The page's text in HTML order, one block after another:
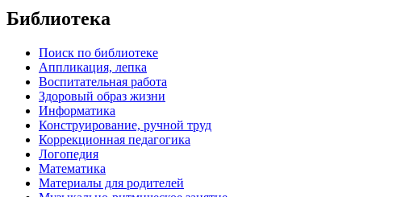
Библиотека
Поиск по библиотеке
Аппликация, лепка
Воспитательная работа
Здоровый образ жизни
Информатика
Конструирование, ручной труд
Коррекционная педагогика
Логопедия
Математика
Материалы для родителей